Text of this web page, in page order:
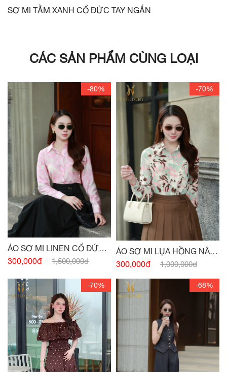
SƠ MI TẰM XANH CỔ ĐỨC TAY NGẮN
CÁC SẢN PHẨM CÙNG LOẠI
-80%
ÁO SƠ MI LINEN CỔ ĐỨC
HỒNG PASTEL
300,000đ 1,500,000đ
-70%
ÁO SƠ MI LỤA HỒNG NÂU
TÂY CỔ ĐỨC
300,000đ 1,000,000đ
-70% -68%